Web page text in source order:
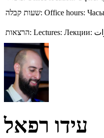
שעות קבלה: Office hours:
הרצאות: Lectures: Лекции:
עידו רפאל